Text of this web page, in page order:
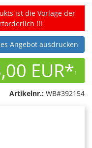
ist die Vorlage der
!!!
Angebot ausdrucken
EUR*1
Artikelnr.: WB#392154